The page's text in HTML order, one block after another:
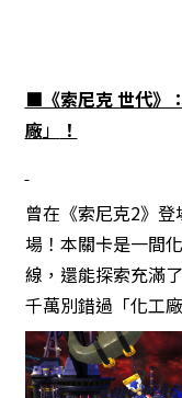
■《索尼克 世代》
廠」 ！
曾在《索尼克2》
場！本關卡是一間
線，還能探索充滿
千萬別錯過「化工